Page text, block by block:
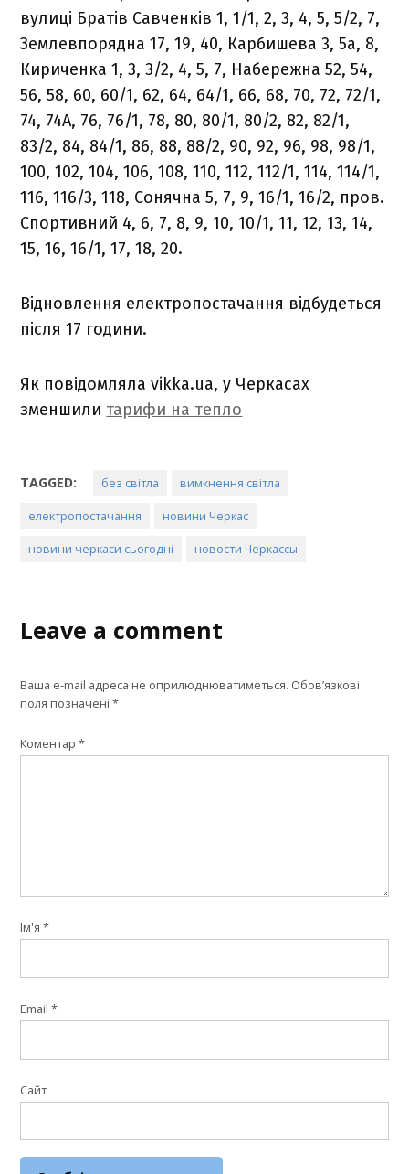
вулиці Братів Савченків 1, 1/1, 2, 3, 4, 5, 5/2, 7,
Землевпорядна 17, 19, 40, Карбишева 3, 5а, 8,
Кириченка 1, 3, 3/2, 4, 5, 7, Набережна 52, 54,
56, 58, 60, 60/1, 62, 64, 64/1, 66, 68, 70, 72, 72/1,
74, 74А, 76, 76/1, 78, 80, 80/1, 80/2, 82, 82/1,
83/2, 84, 84/1, 86, 88, 88/2, 90, 92, 96, 98, 98/1,
100, 102, 104, 106, 108, 110, 112, 112/1, 114, 114/1,
116, 116/3, 118, Сонячна 5, 7, 9, 16/1, 16/2, пров.
Спортивний 4, 6, 7, 8, 9, 10, 10/1, 11, 12, 13, 14,
15, 16, 16/1, 17, 18, 20.
Відновлення електропостачання відбудеться
після 17 години.
Як повідомляла vikka.ua, у Черкасах
зменшили тарифи на тепло
TAGGED: без світла вимкнення світла
електропостачання новини Черкас
новини черкаси сьогодні новости Черкассы
Leave a comment
Ваша e-mail адреса не оприлюднюватиметься. Обов’язкові
поля позначені*
Коментар*
Ім'я*
Email*
Сайт